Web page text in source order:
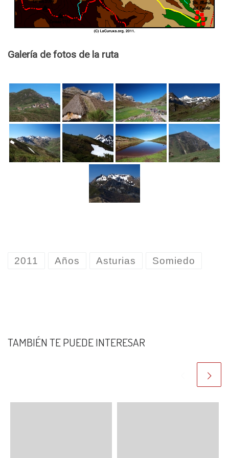
Galería de fotos de la ruta
2011 Años Asturias Somiedo
TAMBIÉN TE PUEDE INTERESAR